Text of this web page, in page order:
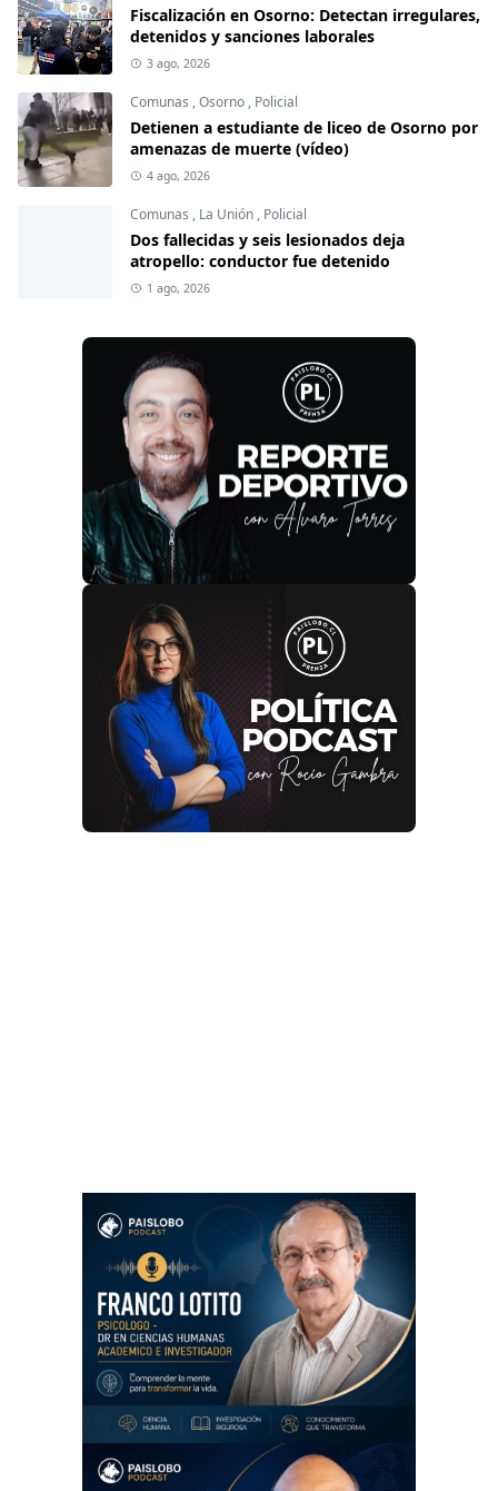
Fiscalización en Osorno: Detectan irregulares,
detenidos y sanciones laborales
3 ago, 2026
Comunas ,Osorno , Policial
Detienen a estudiante de liceo de Osorno por
amenazas de muerte (vídeo)
4 ago, 2026
Comunas , La Unión , Policial
Dos fallecidas y seis lesionados deja
atropello: conductor fue detenido
1 ago, 2026